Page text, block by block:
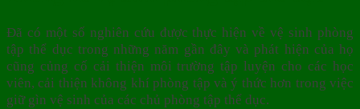
Đã có một số nghiên cứu được thực hiện về vệ sinh phòng
tập thể dục trong những năm gần đây và phát hiện của họ
cũng củng cố cải thiện môi trường tập luyện cho các học
viên, cải thiện không khí phòng tập và ý thức hơn trong việc
giữ gìn vệ sinh của các chủ phòng tập thể dục.